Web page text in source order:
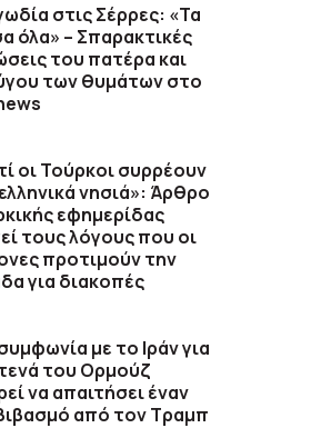
στις Σέρρες: «Τα
όλα» – Σπαρακτικές
του πατέρα και
των θυμάτων στο
οι Τούρκοι συρρέουν
νησιά»: Άρθρο
εφημερίδας
τους λόγους που οι
προτιμούν την
για διακοπές
με το Ιράν για
του Ορμούζ
να απαιτήσει έναν
από τον Τραμπ